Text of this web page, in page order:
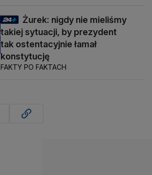
Żurek: nigdy nie mieliśmy
takiej sytuacji, by prezydent
tak ostentacyjnie łamał
konstytucję
FAKTY PO FAKTACH